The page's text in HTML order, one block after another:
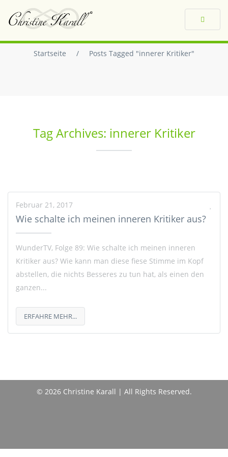
Toggle
Startseite / Posts Tagged "innerer Kritiker"
Tag Archives: innerer Kritiker
Februar 21, 2017
Wie schalte ich meinen inneren Kritiker aus?
WunderTV, Folge 89: Wie schalte ich meinen inneren
Kritiker aus? Wie kann man diese fiese Stimme im Kopf
abstellen, die nichts Besseres zu tun hat, als einen den
ganzen...
ERFAHRE MEHR...
© 2026 Christine Karall | All Rights Reserved.